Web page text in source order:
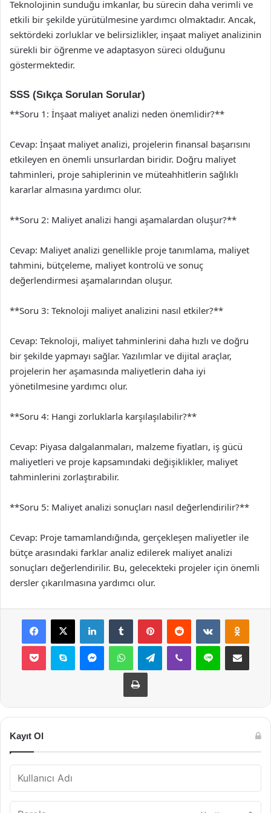
Teknolojinin sunduğu imkanlar, bu sürecin daha verimli ve
etkili bir şekilde yürütülmesine yardımcı olmaktadır. Ancak,
sektördeki zorluklar ve belirsizlikler, inşaat maliyet analizinin
sürekli bir öğrenme ve adaptasyon süreci olduğunu
göstermektedir.
SSS (Sıkça Sorulan Sorular)
**Soru 1: İnşaat maliyet analizi neden önemlidir?**
Cevap: İnşaat maliyet analizi, projelerin finansal başarısını
etkileyen en önemli unsurlardan biridir. Doğru maliyet
tahminleri, proje sahiplerinin ve müteahhitlerin sağlıklı
kararlar almasına yardımcı olur.
**Soru 2: Maliyet analizi hangi aşamalardan oluşur?**
Cevap: Maliyet analizi genellikle proje tanımlama, maliyet
tahmini, bütçeleme, maliyet kontrolü ve sonuç
değerlendirmesi aşamalarından oluşur.
**Soru 3: Teknoloji maliyet analizini nasıl etkiler?**
Cevap: Teknoloji, maliyet tahminlerini daha hızlı ve doğru
bir şekilde yapmayı sağlar. Yazılımlar ve dijital araçlar,
projelerin her aşamasında maliyetlerin daha iyi
yönetilmesine yardımcı olur.
**Soru 4: Hangi zorluklarla karşılaşılabilir?**
Cevap: Piyasa dalgalanmaları, malzeme fiyatları, iş gücü
maliyetleri ve proje kapsamındaki değişiklikler, maliyet
tahminlerini zorlaştırabilir.
**Soru 5: Maliyet analizi sonuçları nasıl değerlendirilir?**
Cevap: Proje tamamlandığında, gerçekleşen maliyetler ile
bütçe arasındaki farklar analiz edilerek maliyet analizi
sonuçları değerlendirilir. Bu, gelecekteki projeler için önemli
dersler çıkarılmasına yardımcı olur.
Facebook
X LinkedInTumblr PinterestReddit VKontakte
Pocket Skype MessengerWhatsAppTelegramViber Line E-Posta ile
Yazdır
Kayıt Ol